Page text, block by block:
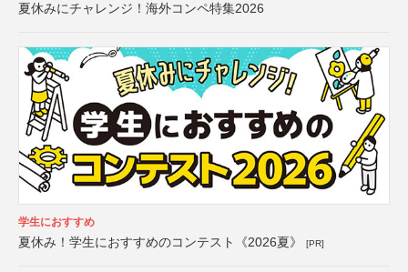
夏休みにチャレンジ！海外コンペ特集2026
学生におすすめ
夏休み！学生におすすめのコンテスト《2026夏》 [PR]